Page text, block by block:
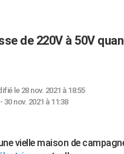
de 220V à 50V
le 28 nov. 2021 à 18:55
30 nov. 2021 à 11:38
vielle maison de